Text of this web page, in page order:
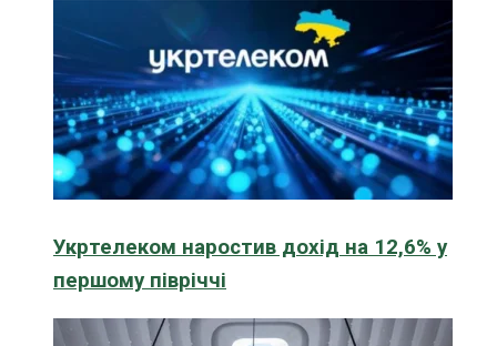
Укртелеком наростив дохід на 12,6% у
першому півріччі